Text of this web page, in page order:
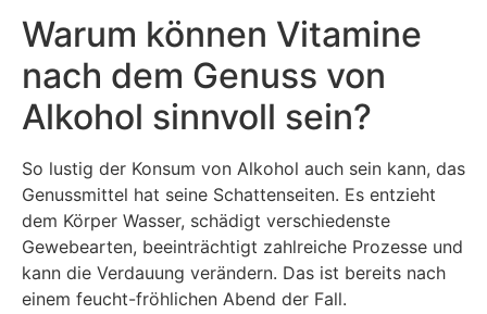
Warum können Vitamine
nach dem Genuss von
Alkohol sinnvoll sein?
So lustig der Konsum von Alkohol auch sein kann, das
Genussmittel hat seine Schattenseiten. Es entzieht
dem Körper Wasser, schädigt verschiedenste
Gewebearten, beeinträchtigt zahlreiche Prozesse und
kann die Verdauung verändern. Das ist bereits nach
einem feucht-fröhlichen Abend der Fall.